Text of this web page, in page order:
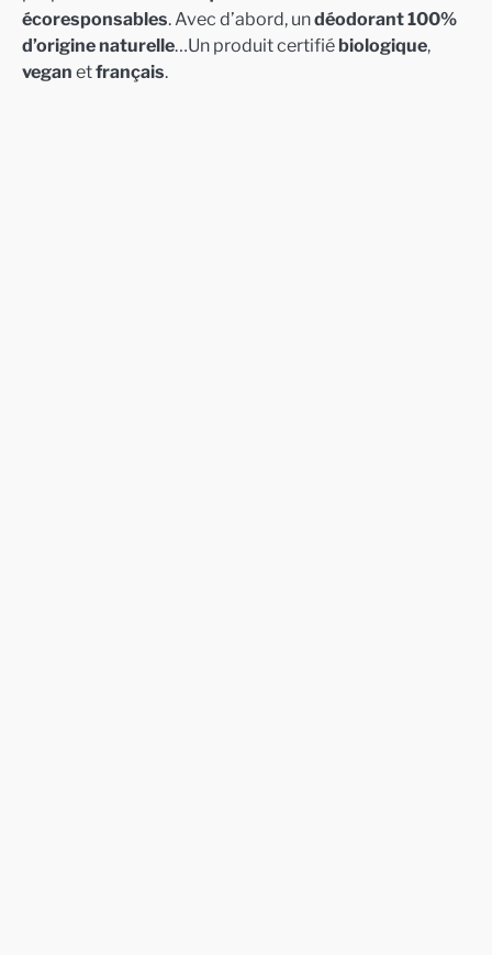
écoresponsables. Avec d’abord, undéodorant 100%
d’origine naturelle…Un produit certifié biologique,
vegan etfrançais.